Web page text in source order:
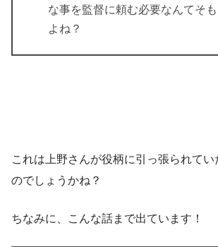
な事を監督に頼む必要なんてそ
よね？
これは上野さんが役柄に引っ張られてい
のでしょうかね？
ちなみに、こんな話まで出ています！